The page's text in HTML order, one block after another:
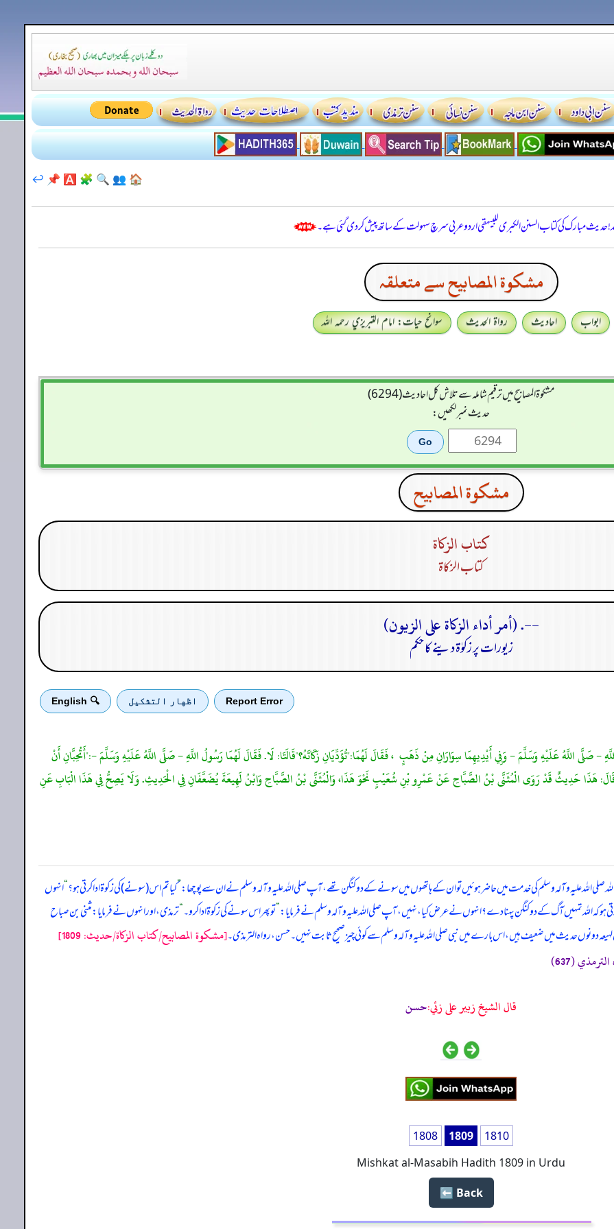
🏠
👥
🔍
🧩
🅰️
📌
↩️
حدیث مبارک کی کتاب السنن الكبرى للبيهقي اردو عربی سرچ سہولت کے ساتھ پیش کر دی گئی ہے۔
مشكوة المصابيح سے متعلقہ
ابواب احادیث رواۃ الحدیث
سوانح حیات: امام التبريزي رحمہ اللہ
مشکوۃ المصابیح میں ترقیم شاملہ سے تلاش کل احادیث (6294)
حدیث نمبر لکھیں:
مشكوة المصابيح
كتاب الزكاة
كتاب الزكاة
--. (أمر أداء الزكاة على الزيون)
زیورات پر زکوٰۃ دینے کا حکم
Report Error اظهار التشكيل 🔍 English
- صَلَّى اللَّهُ عَلَيْهِ وَسَلَّمَ - وَفِي أَيْدِيهِمَا سِوَارَانِ مِنْ ذَهَبٍ ، فَقَالَ لَهُمَا:"تُؤَدِّيَانِ زَكَاتَهُ؟"قَالَتَا: لَا. فَقَالَ لَهُمَا رَسُولُ اللَّهِ - صَلَّى اللَّهُ عَلَيْهِ وَسَلَّمَ -:"أَتُحِبَّانِ أَنْ
وَقَالَ: هَذَا حَدِيثٌ قَدْ رَوَى الْمُثَنَّى بْنُ الصَّبَّاحِ عَنْ عَمْرِو بْنِ شُعَيْبٍ نَحْوَ هَذَا، وَالْمُثَنَّى بْنُ الصَّبَّاحِ وَابْنُ لَهِيعَةَ يُضَعَّفَانِ فِي الْحَدِيثِ. وَلَا يَصِحُّ فِي هَذَا الْبَابِ عَنِ
‌اللہ ‌علیہ ‌وآلہ ‌وسلم کی خدمت میں حاضر ہوئیں تو ان کے ہاتھوں میں سونے کے دو کنگن تھے، آپ صلی ‌اللہ ‌علیہ ‌وآلہ ‌وسلم نے ان سے پوچھا:”کیا تم اس (سونے) کی زکوۃ ادا کرتی ہو؟“انہوں
ہو کہ اللہ تمہیں آگ کے دو کنگن پہنا دے؟ انہوں نے عرض کیا، نہیں، آپ صلی ‌اللہ ‌علیہ ‌وآلہ ‌وسلم نے فرمایا:”تو پھر اس سونے کی زکوۃ ادا کرو۔“ترمذی، اور انہوں نے فرمایا: مثنی بن صباح
حدیث میں ضعیف ہیں، اس بارے میں نبی صلی ‌اللہ ‌علیہ ‌وآلہ ‌وسلم سے کوئی چیز صحیح ثابت نہیں۔ حسن، رواہ الترمذی۔[مشكوة المصابيح/كتاب الزكاة/حدیث: 1809]
(637)
قال الشيخ زبير على زئي:حسن
1808 1809
1810
Mishkat al-Masabih Hadith 1809 in Urdu
Back ⬅️